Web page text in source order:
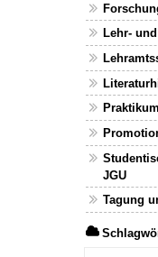
Lehr-
Praktikum
JGU
Tagung